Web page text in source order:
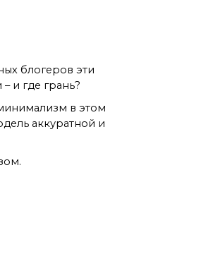
блогеров эти
и где грань?
в этом
аккуратной и